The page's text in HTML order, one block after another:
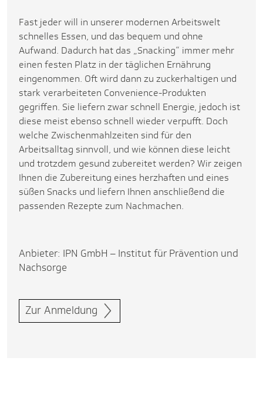
Fast jeder will in unserer modernen Arbeitswelt
schnelles Essen, und das bequem und ohne
Aufwand. Dadurch hat das „Snacking“ immer mehr
einen festen Platz in der täglichen Ernährung
eingenommen. Oft wird dann zu zuckerhaltigen und
stark verarbeiteten Convenience-Produkten
gegriffen. Sie liefern zwar schnell Energie, jedoch ist
diese meist ebenso schnell wieder verpufft. Doch
welche Zwischenmahlzeiten sind für den
Arbeitsalltag sinnvoll, und wie können diese leicht
und trotzdem gesund zubereitet werden? Wir zeigen
Ihnen die Zubereitung eines herzhaften und eines
süßen Snacks und liefern Ihnen anschließend die
passenden Rezepte zum Nachmachen.
Anbieter: IPN GmbH – Institut für Prävention und
Nachsorge
Zur Anmeldung